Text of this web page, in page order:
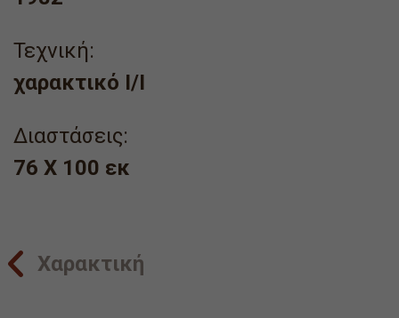
Τεχνική:
χαρακτικό I/I
Διαστάσεις:
76 Χ 100 εκ
Χαρακτική